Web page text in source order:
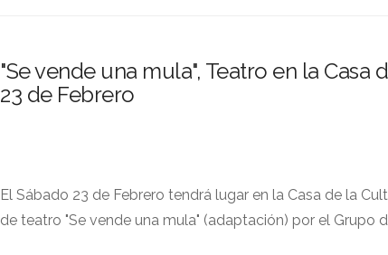
"Se vende una mula", Teatro en la Casa
23 de Febrero
El Sábado 23 de Febrero tendrá lugar en la Casa de la
de teatro "Se vende una mula" (adaptación) por el Grupo